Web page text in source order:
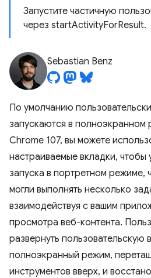
Запустите частичную
через startActivityForResult.
Sebastian Benz
По умолчанию
запускаются в полноэкранном
Chrome 107, вы можете
настраиваемые вкладки, чтобы
запуска в портретном режиме,
могли выполнять несколько
взаимодействуя с вашим
просмотра веб-контента.
развернуть пользовательскую
полноэкранный режим,
инструментов вверх, и